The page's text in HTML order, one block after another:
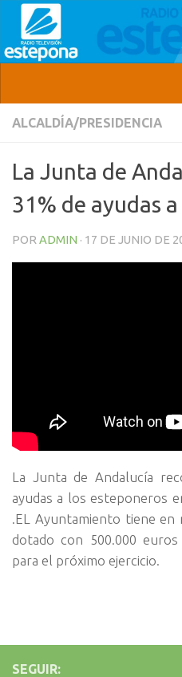
ALCALDÍA/PRESIDENCIA
La Junta de
31% de ayudas
POR ADMIN · 17 DE JUNIO DE
La Junta de Andalucía
ayudas a los esteponeros
.EL Ayuntamiento tiene en
dotado con 500.000
para el próximo ejercicio.
SEGUIR: